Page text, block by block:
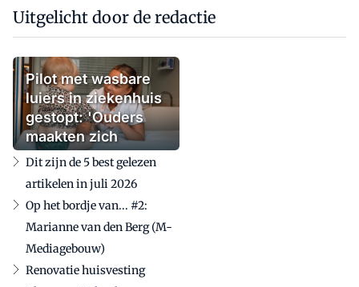
Uitgelicht door de redactie
Pilot met wasbare
luiers in ziekenhuis
gestopt: 'Ouders
maakten zich
zorgen'
Dit zijn de 5 best gelezen
artikelen in juli 2026
Op het bordje van... #2:
Marianne van den Berg (M-
Mediagebouw)
Renovatie huisvesting